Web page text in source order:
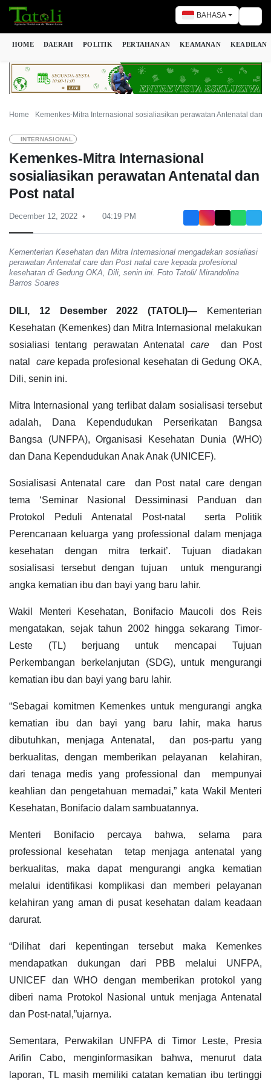
BAHASA
HOME DAERAH POLITIK PERTAHANAN KEAMANAN KEADILAN
Home Kemenkes-Mitra Internasional sosialiasikan perawatan Antenatal dan
INTERNASIONAL
Kemenkes-Mitra Internasional
sosialiasikan perawatan Antenatal dan
Post natal
December 12, 2022 04:19 PM
Kementerian Kesehatan dan Mitra Internasional mengadakan sosialiasi
perawatan Antenatal care dan Post natal care kepada profesional
kesehatan di Gedung OKA, Dili, senin ini. Foto Tatoli/ Mirandolina
Barros Soares
DILI, 12 Desember 2022 (TATOLI)—
Kementerian
Kesehatan (Kemenkes) dan Mitra Internasional melakukan
sosialiasi tentang perawatan Antenatal caredan Post
natal carekepada profesional kesehatan di Gedung OKA,
Dili, senin ini.
Mitra Internasional yang terlibat dalam sosialisasi tersebut
adalah, Dana Kependudukan Perserikatan Bangsa
Bangsa (UNFPA), Organisasi Kesehatan Dunia (WHO)
dan Dana Kependudukan Anak Anak (UNICEF).
Sosialisasi Antenatal care dan Post natal care dengan
tema ‘Seminar Nasional Dessiminasi Panduan dan
Protokol Peduli Antenatal Post-natal serta Politik
Perencanaan keluarga yang professional dalam menjaga
kesehatan dengan mitra terkait’. Tujuan diadakan
sosialisasi tersebut dengan tujuan untuk mengurangi
angka kematian ibu dan bayi yang baru lahir.
Wakil Menteri Kesehatan, Bonifacio Maucoli dos Reis
mengatakan, sejak tahun 2002 hingga sekarang Timor-
Leste (TL) berjuang untuk mencapai Tujuan
Perkembangan berkelanjutan (SDG), untuk mengurangi
kematian ibu dan bayi yang baru lahir.
“Sebagai komitmen Kemenkes untuk mengurangi angka
kematian ibu dan bayi yang baru lahir, maka harus
dibutuhkan, menjaga Antenatal, dan pos-partu yang
berkualitas, dengan memberikan pelayanan kelahiran,
dari tenaga medis yang professional dan mempunyai
keahlian dan pengetahuan memadai,” kata Wakil Menteri
Kesehatan, Bonifacio dalam sambuatannya.
Menteri Bonifacio percaya bahwa, selama para
professional kesehatan tetap menjaga antenatal yang
berkualitas, maka dapat mengurangi angka kematian
melalui identifikasi komplikasi dan memberi pelayanan
kelahiran yang aman di pusat kesehatan dalam keadaan
darurat.
“Dilihat dari kepentingan tersebut maka Kemenkes
mendapatkan dukungan dari PBB melalui UNFPA,
UNICEF dan WHO dengan memberikan protokol yang
diberi nama Protokol Nasional untuk menjaga Antenatal
dan Post-natal,”ujarnya.
Sementara, Perwakilan UNFPA di Timor Leste, Presia
Arifin Cabo, menginformasikan bahwa, menurut data
laporan, TL masih memiliki catatan kematian ibu tertinggi